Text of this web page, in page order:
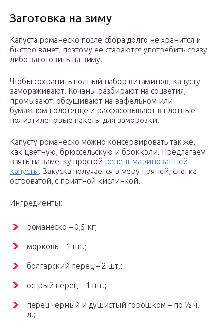
Заготовка на зиму
Капуста романеско после сбора долго не хранится и
быстро вянет, поэтому ее стараются употребить сразу
либо заготовить на зиму.
Чтобы сохранить полный набор витаминов, капусту
замораживают. Кочаны разбирают на соцветия,
промывают, обсушивают на вафельном или
бумажном полотенце и расфасовывают в плотные
полиэтиленовые пакеты для заморозки.
Капусту романеско можно консервировать так же,
как цветную, брюссельскую и брокколи. Предлагаем
взять на заметку простой рецепт маринованной
капусты. Закуска получается в меру пряной, слегка
островатой, с приятной кислинкой.
Ингредиенты:
романеско – 0,5 кг;
морковь – 1 шт.;
болгарский перец – 2 шт.;
острый перец – 1 шт.;
перец черный и душистый горошком – по ½ ч.
л.;